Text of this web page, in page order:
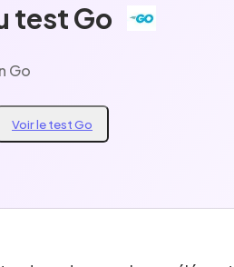
test Go
Go
Voir le test Go